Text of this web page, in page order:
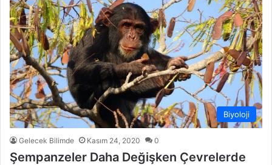
Biyoloji
Gelecek Bilimde Kasım 24, 2020 0
Şempanzeler Daha Değişken Çevrelerde